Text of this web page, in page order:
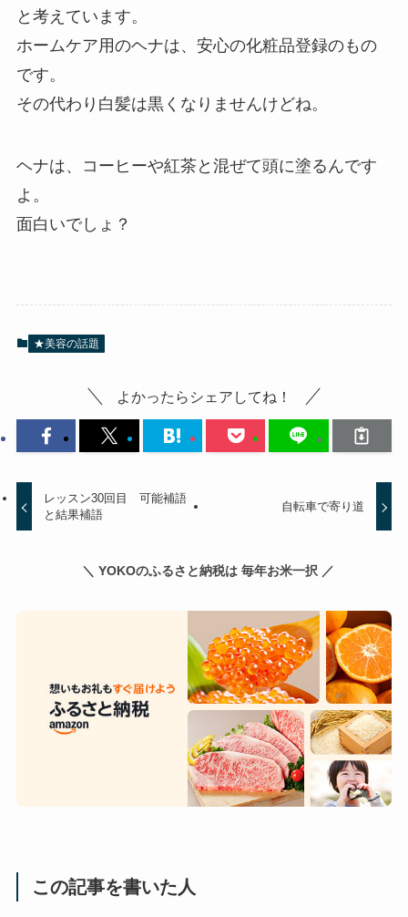
と考えています。
ホームケア用のヘナは、安心の化粧品登録のもの
です。
その代わり白髪は黒くなりませんけどね。
ヘナは、コーヒーや紅茶と混ぜて頭に塗るんです
よ。
面白いでしょ？
★美容の話題
よかったらシェアしてね！
レッスン30回目 可能補語
と結果補語
自転車で寄り道
＼ YOKOのふるさと納税は 毎年お米一択 ／
この記事を書いた人